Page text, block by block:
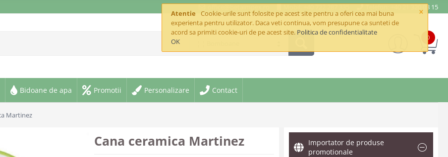
×
Atentie
Cookie-urile sunt folosite pe acest site pentru a oferi cea mai buna
experienta pentru utilizator. Daca veti continua, vom presupune ca sunteti de
acord sa primiti cookie-uri de pe acest site. Politica de confidentialitate
OK
office@betaimpex.ro Mobil: +40 722 287 335 Telefon: +40 21 320 03 15
0
Bidoane de apa Promotii Personalizare Contact
Martinez
Cana ceramica Martinez
Importator de produse
promotionale